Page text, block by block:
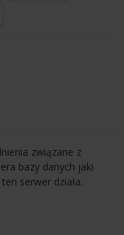
związane z
bazy danych jaki
serwer działa.